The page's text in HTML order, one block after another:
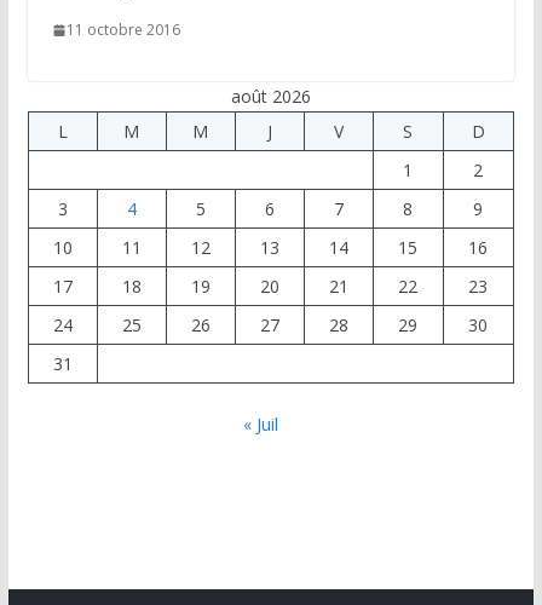
11 octobre 2016
août 2026
L
M M J V S
D
1
2
3
4 5 6 7 8
9
10
11 12 13 14 15
16
17
18 19 20 21 22
23
24
25 26 27 28 29
30
31
« Juil